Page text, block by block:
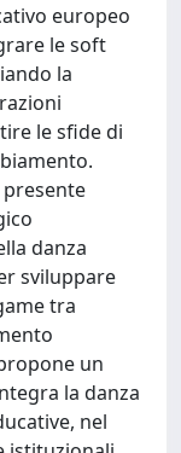
europeo
le soft
la
le sfide di
danza
sviluppare
tra
un
la danza
nel